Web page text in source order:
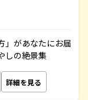
」があなたにお届
しの絶景集
詳細を見る